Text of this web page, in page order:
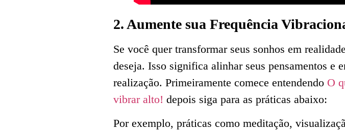
2. Aumente sua Frequência
Se você quer transformar seus sonhos em
deseja. Isso significa alinhar seus pensamentos e
realização. Primeiramente comece entendendo O
vibrar alto! depois siga para as práticas abaixo:
Por exemplo, práticas como meditação,